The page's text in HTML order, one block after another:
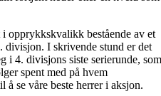
opprykkskvalikk bestående av et
divisjon. I skrivende stund er det
i 4. divisjons siste serierunde, som
spent med på hvem
å se våre beste herrer i aksjon.